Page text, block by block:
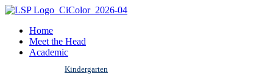
Home
Meet the Head
Academic
Kindergarten